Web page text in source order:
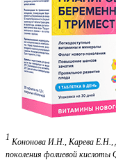
1 Кононова И.Н., Карева
поколения фолиевой кислоты